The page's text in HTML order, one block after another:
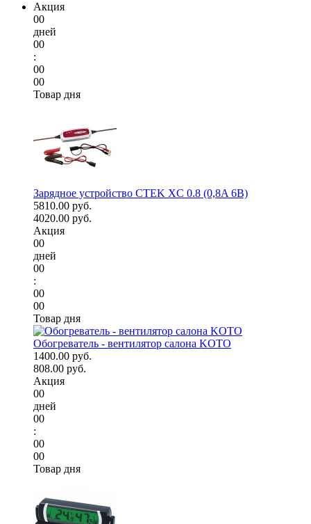
Акция
00
дней
00
:
00
00
Товар дня
Зарядное устройство CTEK XC 0.8 (0,8A 6В)
5810.00 руб.
4020.00 руб.
Акция
00
дней
00
:
00
00
Товар дня
Обогреватель - вентилятор салона KOTO
1400.00 руб.
808.00 руб.
Акция
00
дней
00
:
00
00
Товар дня